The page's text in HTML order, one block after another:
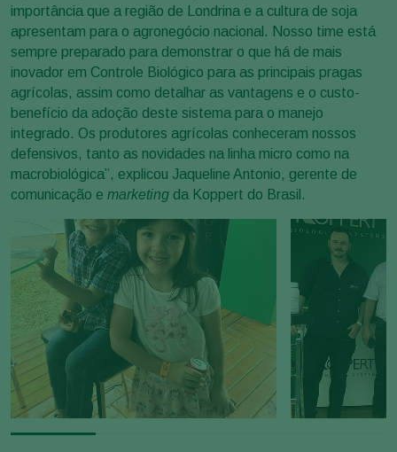
importância que a região de Londrina e a cultura de soja
apresentam para o agronegócio nacional. Nosso time está
sempre preparado para demonstrar o que há de mais
inovador em Controle Biológico para as principais pragas
agrícolas, assim como detalhar as vantagens e o custo-
benefício da adoção deste sistema para o manejo
integrado. Os produtores agrícolas conheceram nossos
defensivos, tanto as novidades na linha micro como na
macrobiológica”, explicou Jaqueline Antonio, gerente de
comunicação e marketing da Koppert do Brasil.